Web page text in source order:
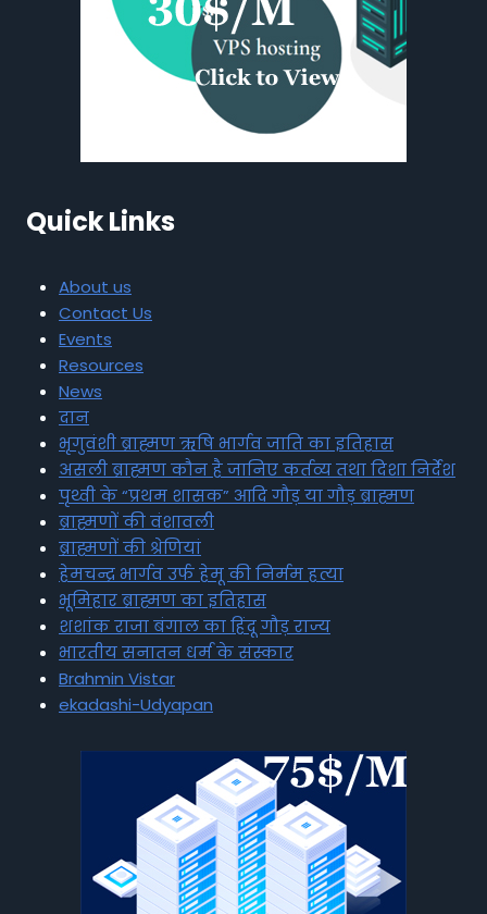
Quick Links
About us
Contact Us
Events
Resources
News
दान
भृगुवंशी ब्राह्मण ऋषि भार्गव जाति का इतिहास
असली ब्राह्मण कौन है जानिए कर्तव्य तथा दिशा निर्देश
पृथ्वी के “प्रथम शासक” आदि गौड़ या गौड़ ब्राह्मण
ब्राह्मणों की वंशावली
ब्राह्मणों की श्रेणियां
हेमचन्द्र भार्गव उर्फ हेमू की निर्मम हत्या
भूमिहार ब्राह्मण का इतिहास
शशांक राजा बंगाल का हिंदू गौड़ राज्य
भारतीय सनातन धर्म के संस्कार
Brahmin Vistar
ekadashi-Udyapan